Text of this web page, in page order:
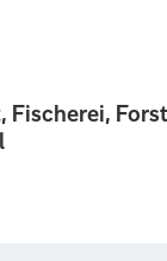
Fischerei,